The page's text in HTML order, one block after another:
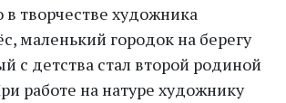
в творчестве художника
маленький городок на берегу
с детства стал второй родиной
работе на натуре художнику